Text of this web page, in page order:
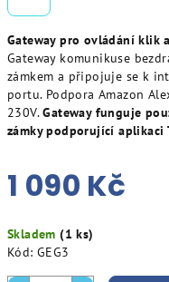
Gateway pro ovládání klik
Gateway komunikuse
zámkem a připojuje se k
portu. Podpora Amazon
230V.Gateway funguje
zámky podporující aplikaci
1 090 Kč
cena:
Skladem(1 ks)
Kód: GEG3